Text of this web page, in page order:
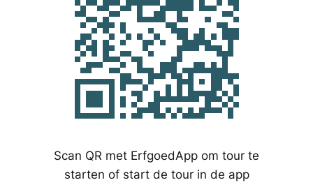
Scan QR met ErfgoedApp om tour te
starten of start de tour in de app